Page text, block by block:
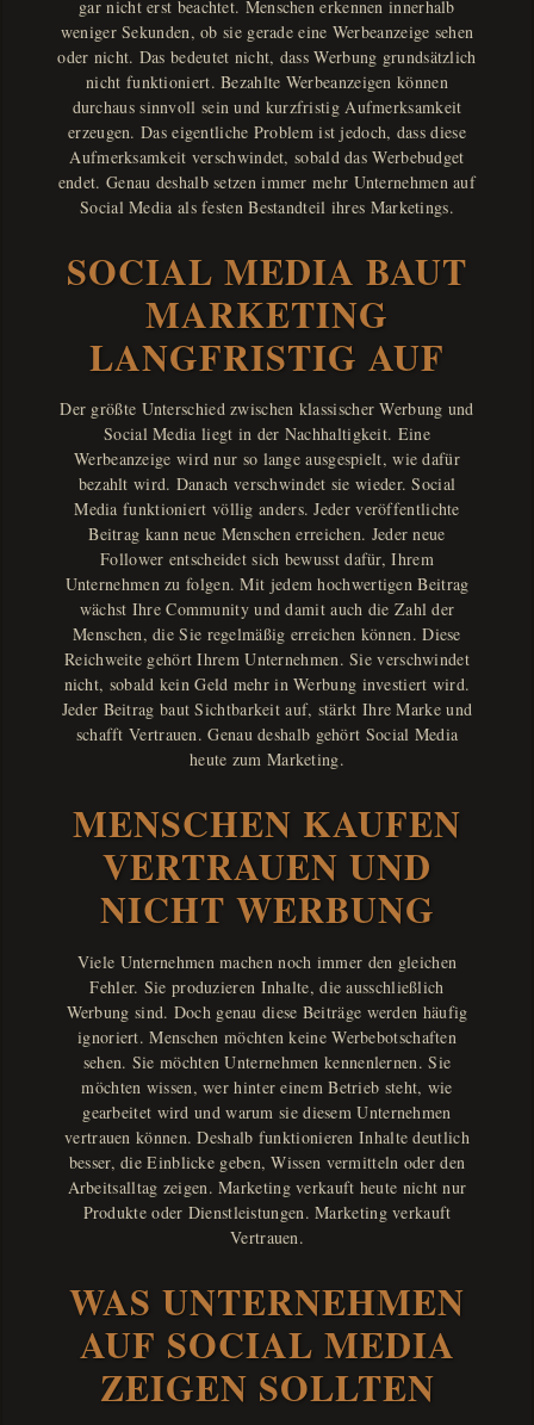
gar nicht erst beachtet. Menschen erkennen innerhalb
weniger Sekunden, ob sie gerade eine Werbeanzeige sehen
oder nicht. Das bedeutet nicht, dass Werbung grundsätzlich
nicht funktioniert. Bezahlte Werbeanzeigen können
durchaus sinnvoll sein und kurzfristig Aufmerksamkeit
erzeugen. Das eigentliche Problem ist jedoch, dass diese
Aufmerksamkeit verschwindet, sobald das Werbebudget
endet. Genau deshalb setzen immer mehr Unternehmen auf
Social Media als festen Bestandteil ihres Marketings.
SOCIAL MEDIA BAUT
MARKETING
LANGFRISTIG AUF
Der größte Unterschied zwischen klassischer Werbung und
Social Media liegt in der Nachhaltigkeit. Eine
Werbeanzeige wird nur so lange ausgespielt, wie dafür
bezahlt wird. Danach verschwindet sie wieder. Social
Media funktioniert völlig anders. Jeder veröffentlichte
Beitrag kann neue Menschen erreichen. Jeder neue
Follower entscheidet sich bewusst dafür, Ihrem
Unternehmen zu folgen. Mit jedem hochwertigen Beitrag
wächst Ihre Community und damit auch die Zahl der
Menschen, die Sie regelmäßig erreichen können. Diese
Reichweite gehört Ihrem Unternehmen. Sie verschwindet
nicht, sobald kein Geld mehr in Werbung investiert wird.
Jeder Beitrag baut Sichtbarkeit auf, stärkt Ihre Marke und
schafft Vertrauen. Genau deshalb gehört Social Media
heute zum Marketing.
MENSCHEN KAUFEN
VERTRAUEN UND
NICHT WERBUNG
Viele Unternehmen machen noch immer den gleichen
Fehler. Sie produzieren Inhalte, die ausschließlich
Werbung sind. Doch genau diese Beiträge werden häufig
ignoriert. Menschen möchten keine Werbebotschaften
sehen. Sie möchten Unternehmen kennenlernen. Sie
möchten wissen, wer hinter einem Betrieb steht, wie
gearbeitet wird und warum sie diesem Unternehmen
vertrauen können. Deshalb funktionieren Inhalte deutlich
besser, die Einblicke geben, Wissen vermitteln oder den
Arbeitsalltag zeigen. Marketing verkauft heute nicht nur
Produkte oder Dienstleistungen. Marketing verkauft
Vertrauen.
WAS UNTERNEHMEN
AUF SOCIAL MEDIA
ZEIGEN SOLLTEN